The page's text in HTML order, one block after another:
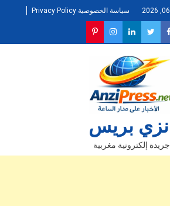
سياسة الخصوصية Privacy Policy
انزي بريس
جريدة إلكترونية مغربية